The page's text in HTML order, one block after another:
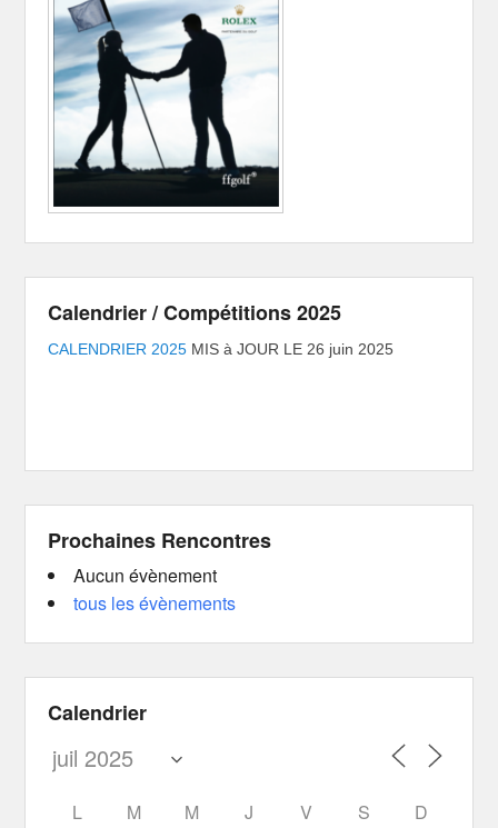
Calendrier / Compétitions 2025
CALENDRIER 2025 MIS à JOUR LE 26 juin 2025
Prochaines Rencontres
Aucun évènement
tous les évènements
Calendrier
L M M J V S
D